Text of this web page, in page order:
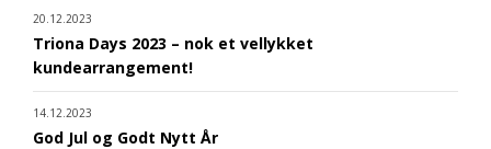
20.12.2023
Triona Days 2023 – nok et vellykket
kundearrangement!
14.12.2023
God Jul og Godt Nytt År